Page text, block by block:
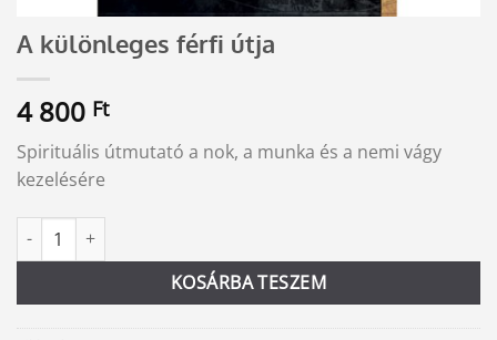
A különleges férfi útja
4 800 Ft
Spirituális útmutató a nok, a munka és a nemi vágy
kezelésére
A különleges férfi útja mennyiség
KOSÁRBA TESZEM
Alternative: